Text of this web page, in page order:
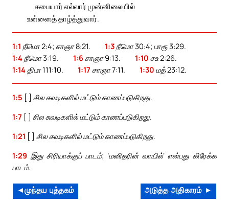
சபையார் எல்லார் முன்னிலையில்
உன்னைத் தாழ்த்துவார்.
1:1 நீமொ 2:4; சாஞா 8:21. 1:3 நீமொ 30:4; பாரூ 3:29.
1:4 நீமொ 3:19. 1:6சாஞா 9:13. 1:10 சஉ 2:26.
1:14திபா 111:10. 1:17 சாஞா 7:11. 1:30 மத் 23:12.
1:5 [ ] சில சுவடிகளில் மட்டும் காணப்படுகிறது.
1:7 [ ] சில சுவடிகளில் மட்டும் காணப்படுகிறது.
1:21 [ ] சில சுவடிகளில் மட்டும் காணப்படுகிறது.
1:29 இது சிரியாக்குப் பாடம்; ‘மனிதரின் வாயில்’ என்பது கிரேக்க
பாடம்.
◄முந்தய புத்தகம் அடுத்த அதிகாரம் ►